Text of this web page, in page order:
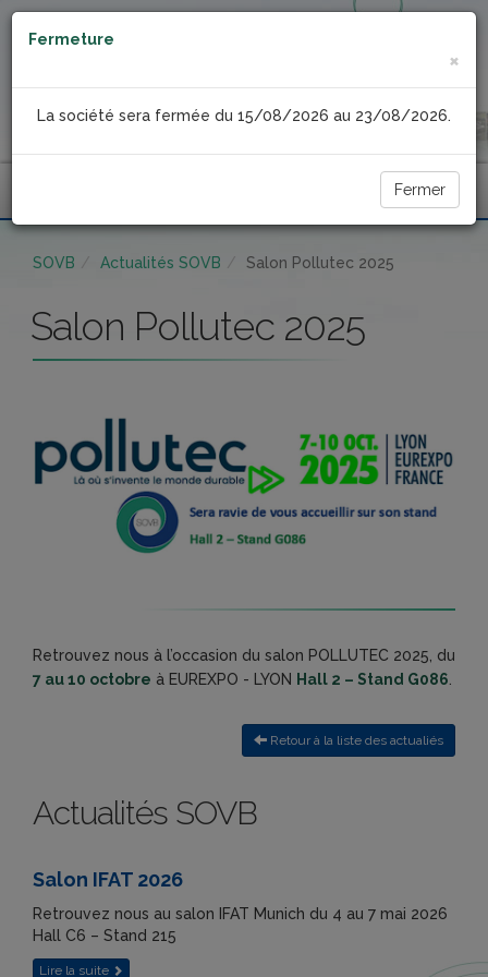
SOVB Actualités SOVB Salon Pollutec 2025
Salon Pollutec 2025
Retrouvez nous à l’occasion du salon POLLUTEC 2025, du
7 au 10 octobre à EUREXPO - LYON Hall 2 – Stand G086.
Retour à la liste des actualiés
Actualités SOVB
Salon IFAT 2026
Retrouvez nous au salon IFAT Munich du 4 au 7 mai 2026
Hall C6 – Stand 215
Lire la suite
Fermeture
×
La société sera fermée du 15/08/2026 au 23/08/2026.
Fermer